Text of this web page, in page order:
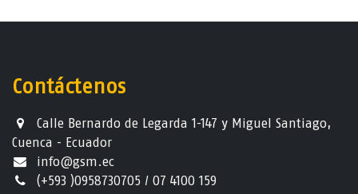
Contáctenos
Calle Bernardo de Legarda 1-147 y Miguel Santiago,
Cuenca - Ecuador
info@gsm.ec​
(+593 )0958730705 / 07 4100 159